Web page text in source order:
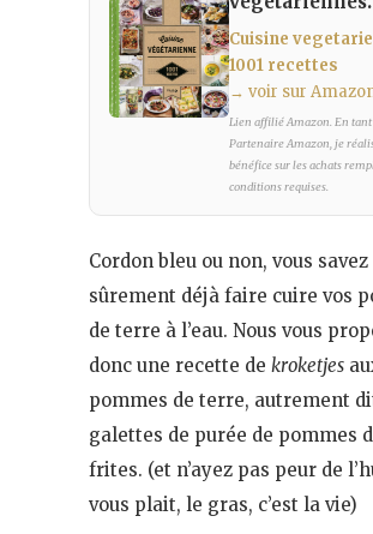
Cuisine
1001 recettes
→ voir sur
Lien affilié Amazon. En tant
Partenaire Amazon, je
bénéfice sur les achats
conditions requises.
Cordon bleu ou non, vous savez
sûrement déjà faire cuire vos
de terre à l’eau. Nous vous
donc une recette de kroketjes
pommes de terre, autrement
galettes de purée de pommes
frites. (et n’ayez pas peur de
vous plait, le gras, c’est la vie)